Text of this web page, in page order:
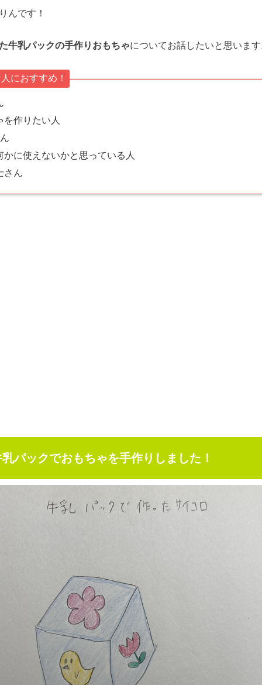
んです！
牛乳パックの手作りおもちゃについてお話したいと思いま
におすすめ！
を作りたい人
かに使えないかと思っている人
さん
パックでおもちゃを手作りしました！